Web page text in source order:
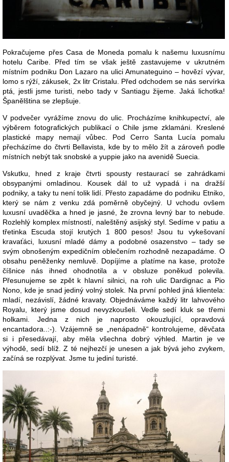
Pokračujeme přes Casa de Moneda pomalu k našemu luxusnímu
hotelu Caribe. Před tím se však ještě zastavujeme v ukrutném
místním podniku Don Lazaro na ulici Amunateguino – hovězí vývar,
lomo s rýží, zákusek, 2x litr Cristalu. Před odchodem se nás servírka
ptá, jestli jsme turisti, nebo tady v Santiagu žijeme. Jaká lichotka!
Španělština se zlepšuje.
V podvečer vyrážíme znovu do ulic. Procházíme knihkupectví, ale
výběrem fotografických publikací o Chile jsme zklamáni. Kreslené
plastické mapy nemají vůbec. Pod Cerro Santa Lucía pomalu
přecházíme do čtvrti Bellavista, kde by to mělo žít a zároveň podle
místních nebýt tak snobské a yuppie jako na avenidě Suecia.
Vskutku, hned z kraje čtvrti spousty restaurací se zahrádkami
obsypanými omladinou. Kousek dál to už vypadá i na dražší
podniky, a taky tu není tolik lidí. Přesto zapadáme do podniku Etniko,
který se nám z venku zdá poměrně obyčejný. U vchodu ovšem
luxusní uvaděčka a hned je jasné, že zrovna levný bar to nebude.
Rozlehlý komplex místností, naleštěný asijský styl. Sedíme v patiu a
třetinka Escuda stojí krutých 1 800 pesos! Jsou tu vykešovaní
kravaťáci, luxusní mladé dámy a podobné osazenstvo – tady se
svým obnošeným expedičním oblečením rozhodně nezapadáme. O
obsahu peněženky nemluvě. Dopíjíme a platíme na kase, protože
číšnice nás ihned ohodnotila a v obsluze poněkud polevila.
Přesunujeme se zpět k hlavní silnici, na roh ulic Dardignac a Pio
Nono, kde je snad jediný volný stolek. Na první pohled jiná klientela:
mladí, nezávislí, žádné kravaty. Objednáváme každý litr lahvového
Royalu, který jsme dosud nevyzkoušeli. Vedle sedí kluk se třemi
holkami. Jedna z nich je naprosto okouzlující, opravdová
encantadora..:-). Vzájemně se „nenápadně“ kontrolujeme, děvčata
si i přesedávají, aby měla všechna dobrý výhled. Martin je ve
výhodě, sedí blíž. Z té nejhezčí je unesen a jak bývá jeho zvykem,
začíná se rozplývat. Jsme tu jediní turisté.